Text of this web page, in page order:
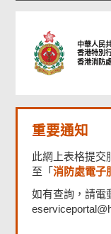
中華人民
香港特別
香港消防
重要通知
此網上表格提交
至「消防處電子
如有查詢，請電